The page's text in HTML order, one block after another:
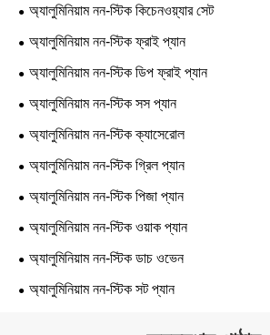
অ্যালুমিনিয়াম নন-স্টিক কিচেনওয়্যার সেট
অ্যালুমিনিয়াম নন-স্টিক ফ্রাই প্যান
অ্যালুমিনিয়াম নন-স্টিক ডিপ ফ্রাই প্যান
অ্যালুমিনিয়াম নন-স্টিক সস প্যান
অ্যালুমিনিয়াম নন-স্টিক ক্যাসেরোল
অ্যালুমিনিয়াম নন-স্টিক গ্রিল প্যান
অ্যালুমিনিয়াম নন-স্টিক পিজা প্যান
অ্যালুমিনিয়াম নন-স্টিক ওয়াক প্যান
অ্যালুমিনিয়াম নন-স্টিক ডাচ ওভেন
অ্যালুমিনিয়াম নন-স্টিক সট প্যান